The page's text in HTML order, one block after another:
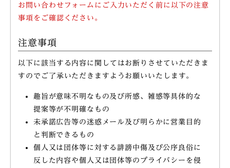
お問い合わせフォームにご入力いただく前に以下の注意
事項をご確認ください。
注意事項
以下に該当する内容に関してはお断りさせていただきま
すのでご了承いただきますようお願いいたします。
趣旨が意味不明なもの及び所感、雑感等具体的な
提案等が不明確なもの
未承諾広告等の迷惑メール及び明らかに営業目的
と判断できるもの
個人又は団体等に対する誹謗中傷及び公序良俗に
反した内容や個人又は団体等のプライバシーを侵